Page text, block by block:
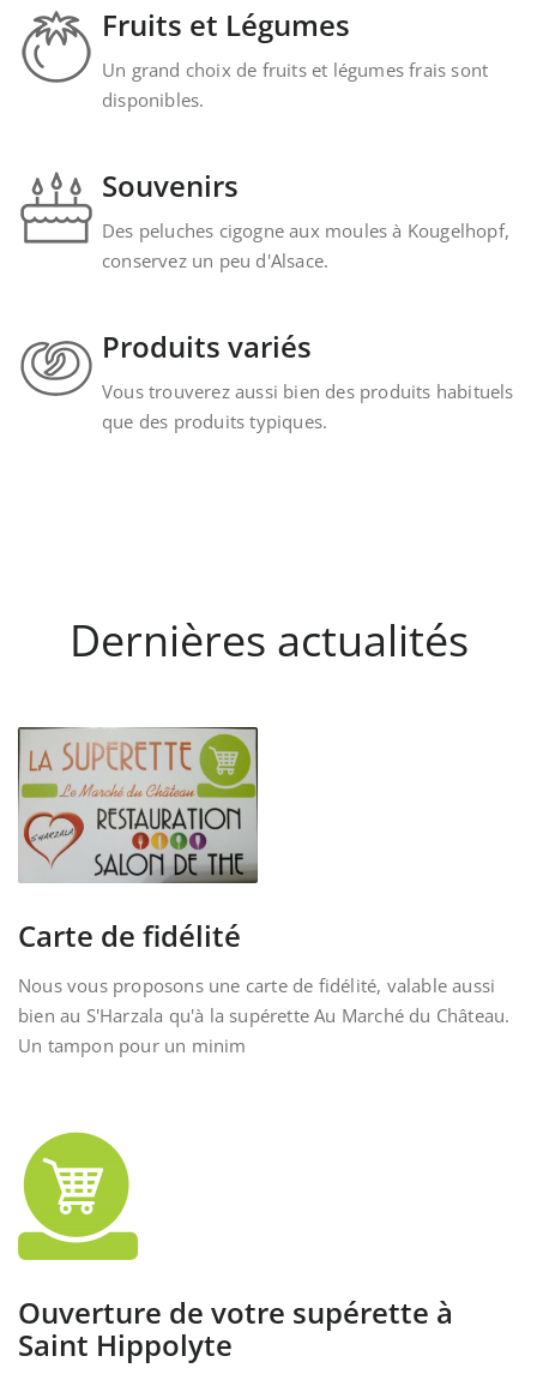
Fruits et Légumes
Un grand choix de fruits et légumes frais sont
disponibles.
Souvenirs
Des peluches cigogne aux moules à Kougelhopf,
conservez un peu d'Alsace.
Produits variés
Vous trouverez aussi bien des produits habituels
que des produits typiques.
Dernières actualités
Carte de fidélité
Nous vous proposons une carte de fidélité, valable aussi
bien au S'Harzala qu'à la supérette Au Marché du Château.
Un tampon pour un minim
Ouverture de votre supérette à
Saint Hippolyte